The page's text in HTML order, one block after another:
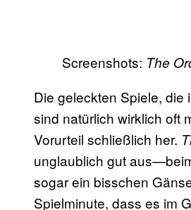
Screenshots: The
Die geleckten Spiele,
sind natürlich wirklich oft
Vorurteil schließlich her.
unglaublich gut
sogar ein bisschen
Spielminute, dass es im